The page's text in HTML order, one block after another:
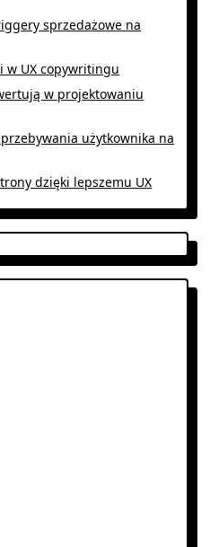
sprzedażowe na
w UX copywritingu
w projektowaniu
użytkownika na
dzięki lepszemu UX